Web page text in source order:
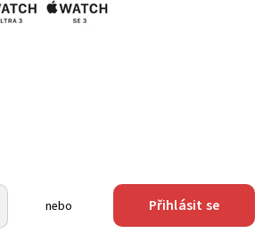
nebo Přihlásit se